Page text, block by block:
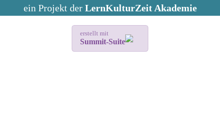
ein Projekt der LernKulturZeit Akademie
erstellt mit
Summit-Suite